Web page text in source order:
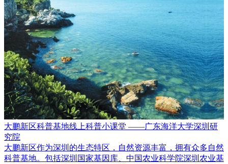
大鹏新区科普基地线上科普小课堂 ——广东海洋大学深圳研
究院
大鹏新区作为深圳的生态特区，自然资源丰富，拥有众多自然
科普基地。包括深圳国家基因库、中国农业科学院深圳农业基